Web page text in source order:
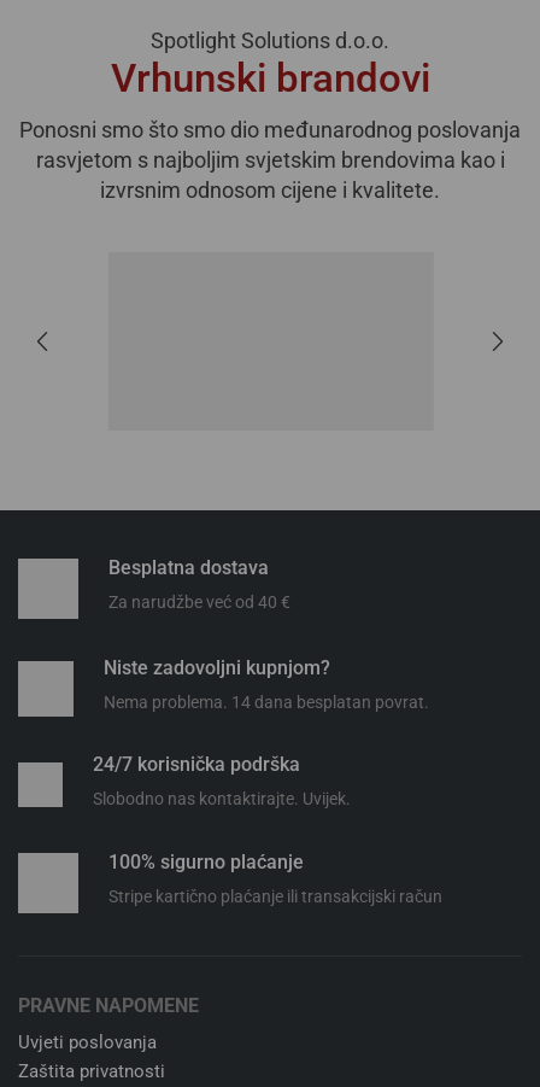
Spotlight Solutions d.o.o.
Vrhunski brandovi
Ponosni smo što smo dio međunarodnog poslovanja
rasvjetom s najboljim svjetskim brendovima kao i
izvrsnim odnosom cijene i kvalitete.
Besplatna dostava
Za narudžbe već od 40 €
Niste zadovoljni kupnjom?
Nema problema. 14 dana besplatan povrat.
24/7 korisnička podrška
Slobodno nas kontaktirajte. Uvijek.
100% sigurno plaćanje
Stripe kartično plaćanje ili transakcijski račun
PRAVNE NAPOMENE
Uvjeti poslovanja
Zaštita privatnosti